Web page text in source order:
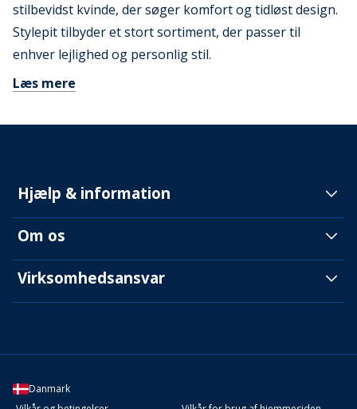
stilbevidst kvinde, der søger komfort og tidløst design.
Stylepit tilbyder et stort sortiment, der passer til
enhver lejlighed og personlig stil.
Læs mere
Hjælp & information
Om os
Virksomhedsansvar
Danmark